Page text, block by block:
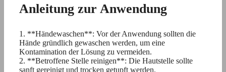
Anleitung zur Anwendung
1. **Händewaschen**: Vor der Anwendung sollten die
Hände gründlich gewaschen werden, um eine
Kontamination der Lösung zu vermeiden.
2. **Betroffene Stelle reinigen**: Die Hautstelle sollte
sanft gereinigt und trocken getupft werden.